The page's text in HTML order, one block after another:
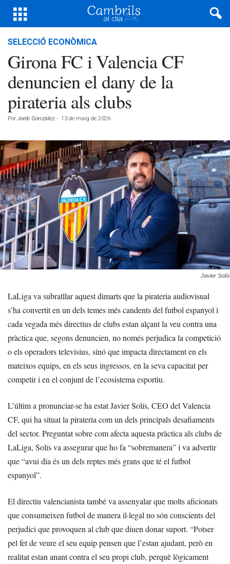
SELECCIÓ ECONÒMICA
Girona FC i Valencia CF
denuncien el dany de la
pirateria als clubs
Por Jordi González - 13 de maig de 2026
Javier Solís
LaLiga va subratllar aquest dimarts que la pirateria audiovisual
s’ha convertit en un dels temes més candents del futbol espanyol i
cada vegada més directius de clubs estan alçant la veu contra una
pràctica que, segons denuncien, no només perjudica la competició
o els operadors televisius, sinó que impacta directament en els
mateixos equips, en els seus ingressos, en la seva capacitat per
competir i en el conjunt de l’ecosistema esportiu.
L’últim a pronunciar-se ha estat Javier Solís, CEO del Valencia
CF, qui ha situat la pirateria com un dels principals desafiaments
del sector. Preguntat sobre com afecta aquesta pràctica als clubs de
LaLiga, Solís va assegurar que ho fa “sobremanera” i va advertir
que “avui dia és un dels reptes més grans que té el futbol
espanyol”.
El directiu valencianista també va assenyalar que molts aficionats
que consumeixen futbol de manera il·legal no són conscients del
perjudici que provoquen al club que diuen donar suport. “Potser
pel fet de veure el seu equip pensen que l’estan ajudant, però en
realitat estan anant contra el seu propi club, perquè lògicament